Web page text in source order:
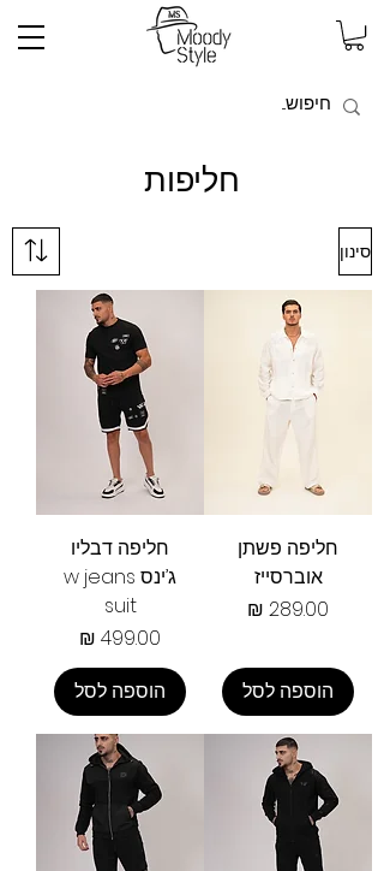
חליפות
סינון
חליפה פשתן
אוברסייז
מחיר
הוספה לסל
חליפה דבליו
ג’ינס w jeans
suit
מחיר
הוספה לסל